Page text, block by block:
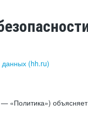
данных (hh.ru)
«Политика»)